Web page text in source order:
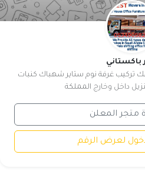
باكستاني
تركيب غرفة نوم ستاير شهباك كنبات
داخل وخارج المملكة
متجر المعلن
لعرض الرقم